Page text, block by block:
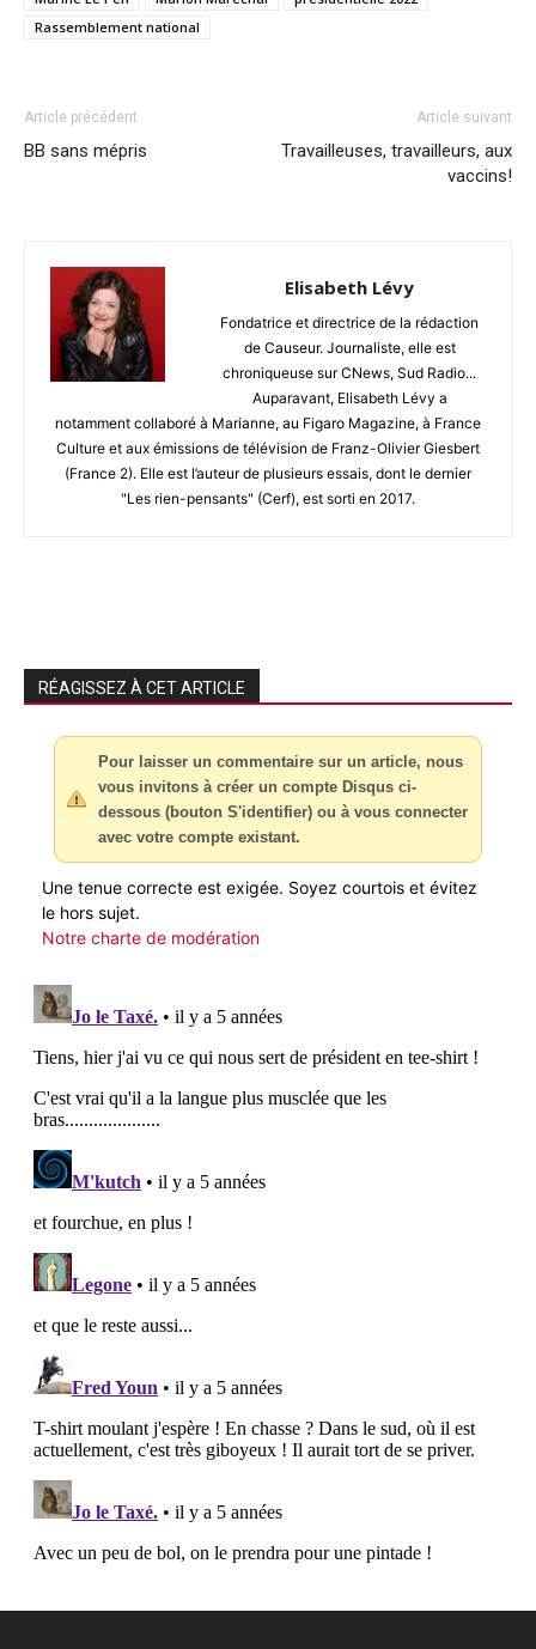
Rassemblement national
Article précédent
BB sans mépris
Article suivant
Travailleuses, travailleurs, aux
vaccins!
Elisabeth Lévy
Fondatrice et directrice de la rédaction
de Causeur. Journaliste, elle est
chroniqueuse sur CNews, Sud Radio...
Auparavant, Elisabeth Lévy a
notamment collaboré à Marianne, au Figaro Magazine, à France
Culture et aux émissions de télévision de Franz-Olivier Giesbert
(France 2). Elle est l’auteur de plusieurs essais, dont le dernier
"Les rien-pensants" (Cerf), est sorti en 2017.
RÉAGISSEZ À CET ARTICLE
Pour laisser un commentaire sur un article, nous
vous invitons à créer un compte Disqus ci-
dessous (bouton S'identifier) ou à vous connecter
avec votre compte existant.
Une tenue correcte est exigée. Soyez courtois et évitez
le hors sujet.
Notre charte de modération